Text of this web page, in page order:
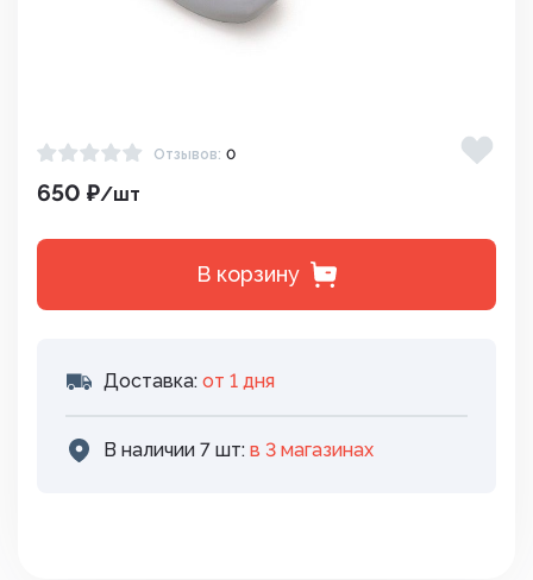
Отзывов: 0
650 ₽/шт
В корзину
Доставка: от 1 дня
В наличии 7 шт: в 3 магазинах